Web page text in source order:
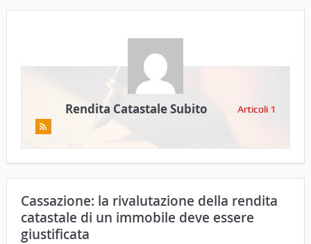
Rendita Catastale Subito Articoli 1
Cassazione: la rivalutazione della rendita
catastale di un immobile deve essere
giustificata